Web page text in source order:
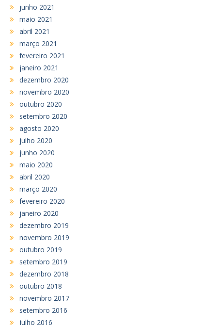
junho 2021
maio 2021
abril 2021
março 2021
fevereiro 2021
janeiro 2021
dezembro 2020
novembro 2020
outubro 2020
setembro 2020
agosto 2020
julho 2020
junho 2020
maio 2020
abril 2020
março 2020
fevereiro 2020
janeiro 2020
dezembro 2019
novembro 2019
outubro 2019
setembro 2019
dezembro 2018
outubro 2018
novembro 2017
setembro 2016
julho 2016